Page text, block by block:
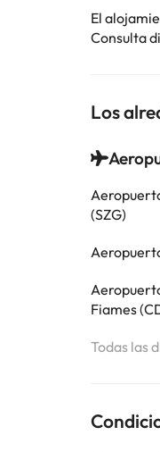
El
Consulta
Los
(SZG)
Fiames
Todas las